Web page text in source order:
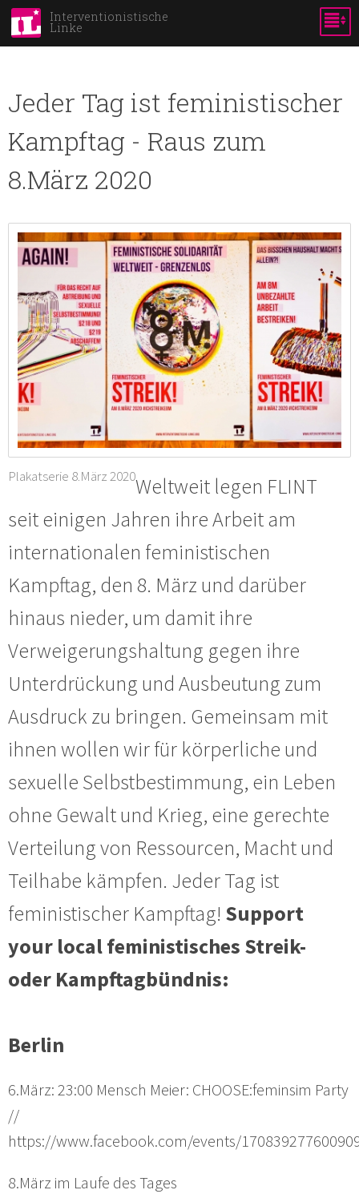
Skip to
content
Interventionistische
Linke
Jeder Tag ist feministischer
Kampftag - Raus zum
8.März 2020
Plakatserie 8.März 2020Weltweit legen FLINT
seit einigen Jahren ihre Arbeit am
internationalen feministischen
Kampftag, den 8. März und darüber
hinaus nieder, um damit ihre
Verweigerungshaltung gegen ihre
Unterdrückung und Ausbeutung zum
Ausdruck zu bringen. Gemeinsam mit
ihnen wollen wir für körperliche und
sexuelle Selbstbestimmung, ein Leben
ohne Gewalt und Krieg, eine gerechte
Verteilung von Ressourcen, Macht und
Teilhabe kämpfen. Jeder Tag ist
feministischer Kampftag! Support
your local feministisches Streik-
oder Kampftagbündnis:
Berlin
6.März: 23:00 Mensch Meier: CHOOSE:feminsim Party
//
https://www.facebook.com/events/
8.März im Laufe des Tages